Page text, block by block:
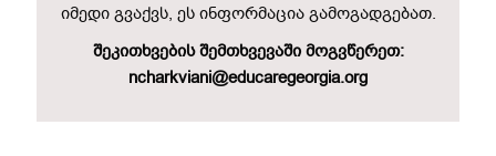
იმედი გვაქვს, ეს ინფორმაცია გამოგადგებათ.
შეკითხვების შემთხვევაში მოგვწერეთ:
ncharkviani@educaregeorgia.org